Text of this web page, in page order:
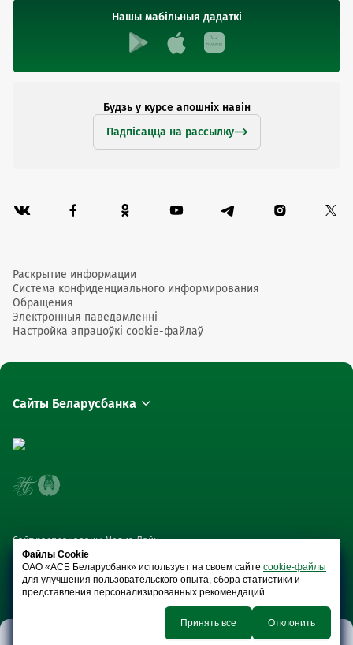
Нашы мабільныя дадаткі
Будзь у курсе апошніх навін
Падпісацца на рассылку
Раскрытие информации
Система конфиденциального информирования
Обращения
Электронныя паведамленні
Настройка апрацоўкі cookie-файлаў
Сайты Беларусбанка
Сайт распрацаваны Медиа Лайн
Файлы Cookie
ОАО «АСБ Беларусбанк» использует на своем сайте cookie-файлы
для улучшения пользовательского опыта, сбора статистики и
представления персонализированных рекомендаций.
Принять все Отклонить